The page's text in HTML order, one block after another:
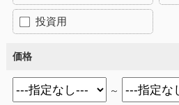
投資用
価格
～